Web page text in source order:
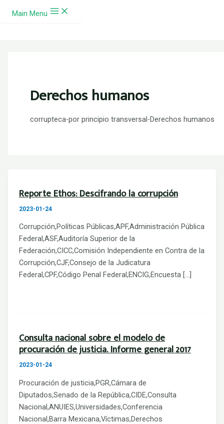
Ir al contenido
Main Menu
Derechos humanos
corrupteca-por principio transversal-Derechos humanos
Reporte Ethos: Descifrando la corrupción
2023-01-24
Corrupción,Políticas Públicas,APF,Administración Pública
Federal,ASF,Auditoría Superior de la
Federación,CICC,Comisión Independiente en Contra de la
Corrupción,CJF,Consejo de la Judicatura
Federal,CPF,Código Penal Federal,ENCIG,Encuesta […]
Consulta nacional sobre el modelo de
procuración de justicia. Informe general 2017
2023-01-24
Procuración de justicia,PGR,Cámara de
Diputados,Senado de la República,CIDE,Consulta
Nacional,ANUIES,Universidades,Conferencia
Nacional,Barra Mexicana,Víctimas,Derechos